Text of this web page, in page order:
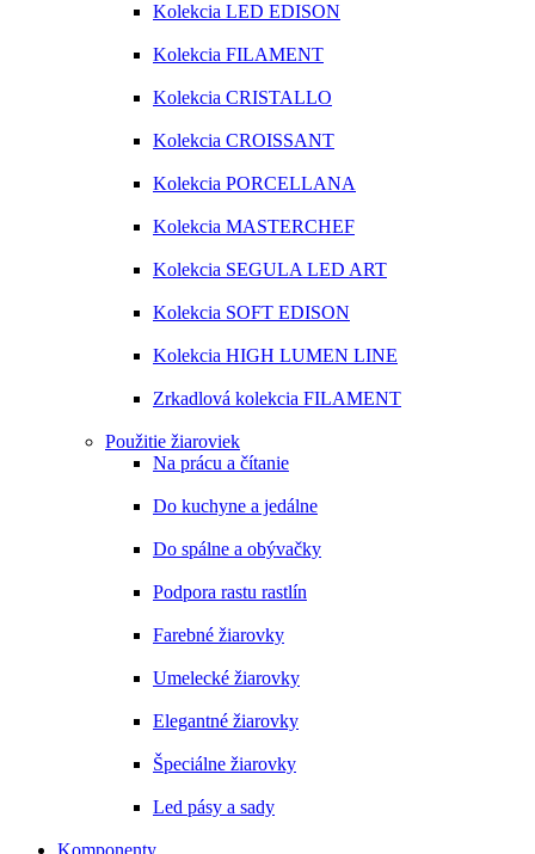
Kolekcia LED EDISON
Kolekcia FILAMENT
Kolekcia CRISTALLO
Kolekcia CROISSANT
Kolekcia PORCELLANA
Kolekcia MASTERCHEF
Kolekcia SEGULA LED ART
Kolekcia SOFT EDISON
Kolekcia HIGH LUMEN LINE
Zrkadlová kolekcia FILAMENT
Použitie žiaroviek
Na prácu a čítanie
Do kuchyne a jedálne
Do spálne a obývačky
Podpora rastu rastlín
Farebné žiarovky
Umelecké žiarovky
Elegantné žiarovky
Špeciálne žiarovky
Led pásy a sady
Komponenty